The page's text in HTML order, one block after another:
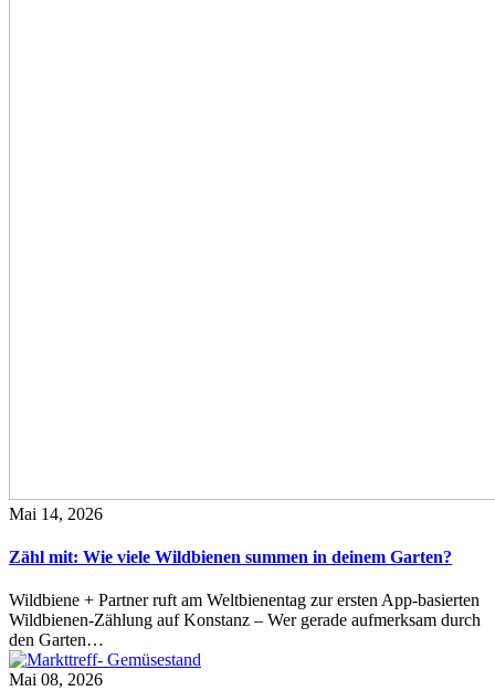
Mai 14, 2026
Zähl mit: Wie viele Wildbienen summen in deinem Garten?
Wildbiene + Partner ruft am Weltbienentag zur ersten App-basierten
Wildbienen-Zählung auf Konstanz – Wer gerade aufmerksam durch
den Garten…
Mai 08, 2026